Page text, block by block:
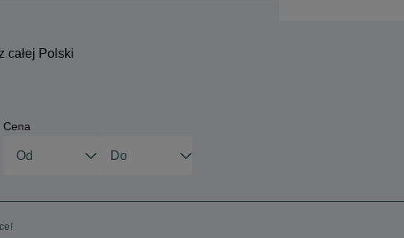
całej Polski
Cena